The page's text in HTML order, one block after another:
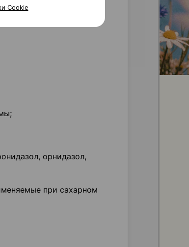
повышенного
орнидазол,
при сахарном
Cookie